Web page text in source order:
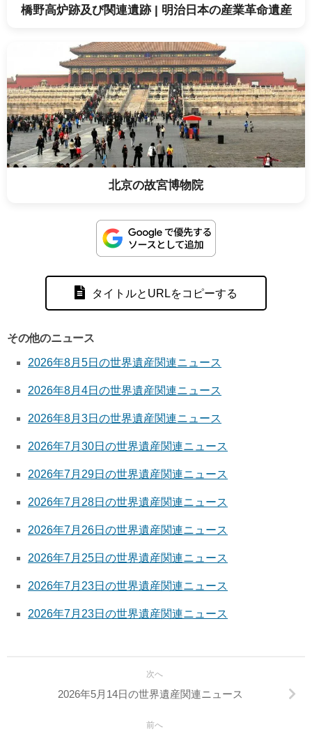
橋野高炉跡及び関連遺跡 | 明治日本の産業革命遺産
北京の故宮博物院
タイトルとURLをコピーする
その他のニュース
2026年8月5日の世界遺産関連ニュース
2026年8月4日の世界遺産関連ニュース
2026年8月3日の世界遺産関連ニュース
2026年7月30日の世界遺産関連ニュース
2026年7月29日の世界遺産関連ニュース
2026年7月28日の世界遺産関連ニュース
2026年7月26日の世界遺産関連ニュース
2026年7月25日の世界遺産関連ニュース
2026年7月23日の世界遺産関連ニュース
2026年7月23日の世界遺産関連ニュース
次へ
2026年5月14日の世界遺産関連ニュース
前へ